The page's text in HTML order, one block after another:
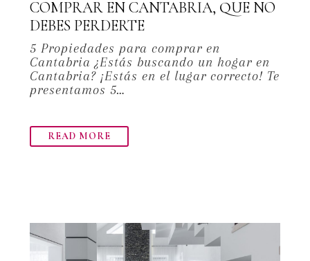
COMPRAR EN CANTABRIA, QUE NO
DEBES PERDERTE
5 Propiedades para comprar en
Cantabria ¿Estás buscando un hogar en
Cantabria? ¡Estás en el lugar correcto! Te
presentamos 5…
READ MORE